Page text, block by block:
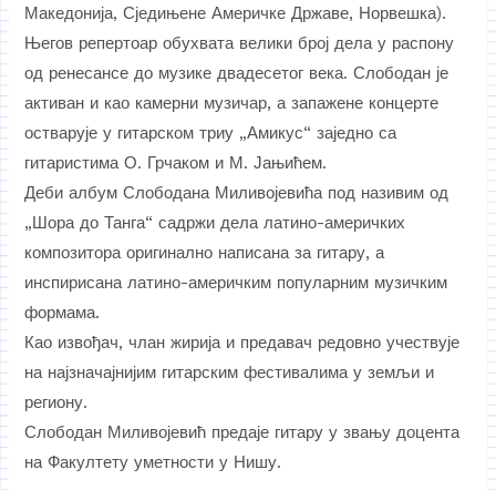
Македонија, Сједињене Америчке Државе, Норвешка).
Његов репертоар обухвата велики број дела у распону
од ренесансе до музике двадесетог века. Слободан је
активан и као камерни музичар, а запажене концерте
остварује у гитарском триу „Амикус“ заједно са
гитаристима О. Грчаком и М. Јањићем.
Деби албум Слободана Миливојевића под називим од
„Шора до Танга“ садржи дела латино-америчких
композитора оригинално написана за гитару, а
инспирисана латино-америчким популарним музичким
формама.
Као извођач, члан жирија и предавач редовно учествује
на најзначајнијим гитарским фестивалима у земљи и
региону.
Слободан Миливојевић предаје гитару у звању доцента
на Факултету уметности у Нишу.